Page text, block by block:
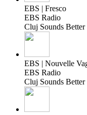
EBS | Fresco
EBS Radio
Cluj Sounds Better
EBS | Nouvelle
EBS Radio
Cluj Sounds Better